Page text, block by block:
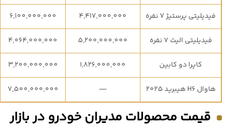
فیدیلیتی پرستیژ 7 نفره 4,417,000,000
6,100,000,000
فیدیلیتی الیت 7 نفره 5,200,000,000
4,064,000,000
کاپرا دو کابین 1,826,000,000
3,200,000,000
هاوال H6 هیبرید 2025 —
7,500,000,000
قیمت محصولات مدیران خودرو در بازار